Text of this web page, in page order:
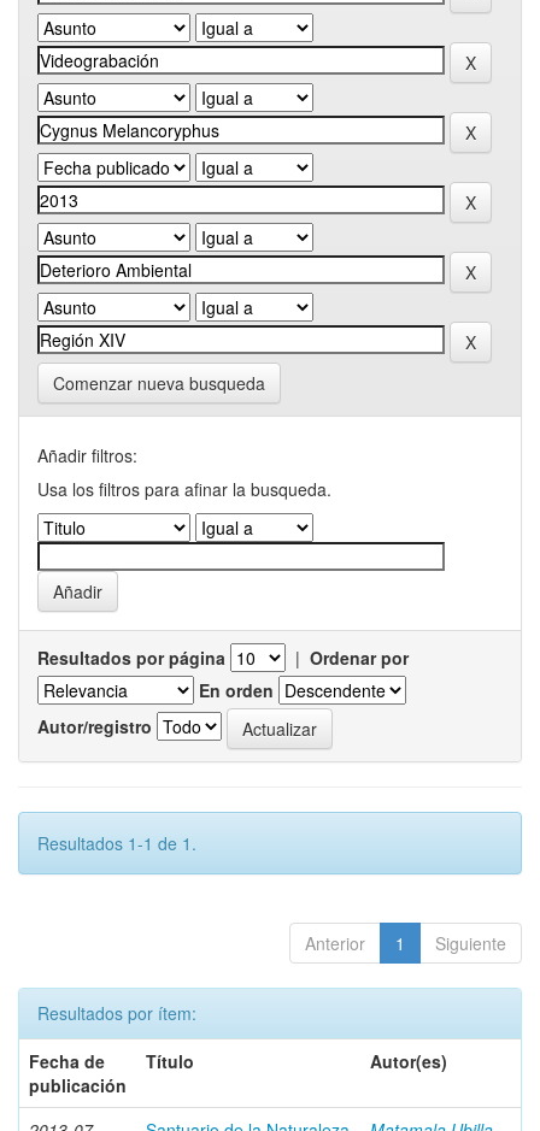
Comenzar nueva busqueda
Añadir filtros:
Usa los filtros para afinar la busqueda.
Resultados por página | Ordenar por
En orden
Autor/registro
Resultados 1-1 de 1.
Anterior 1 Siguiente
Resultados por ítem:
Fecha de
publicación
Título Autor(es)